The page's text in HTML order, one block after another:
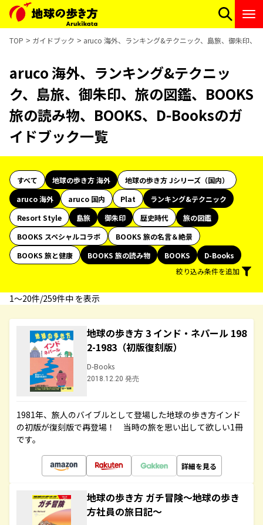
TOP ガイドブック aruco 海外、ランキング&テクニック、島旅、御朱印、
aruco 海外、ランキング&テクニッ
ク、島旅、御朱印、旅の図鑑、BOOKS
旅の読み物、BOOKS、D-Booksのガ
イドブック一覧
すべて 地球の歩き方 海外
地球の歩き方 Jシリーズ（国内）
aruco 海外
aruco 国内 Plat
ランキング&テクニック
Resort Style
島旅 御朱印 歴史時代
旅の図鑑
BOOKS スペシャルコラボ
BOOKS 旅の名言＆絶景
BOOKS 旅と健康
BOOKS 旅の読み物 BOOKS
D-Books
絞り込み条件を追加
1〜20件/259件中 を表示
地球の歩き方 3 インド・ネパール 198
2-1983（初版復刻版）
D-Books
2018.12.20 発売
1981年、旅人のバイブルとして登場した地球の歩き方インド
の初版が復刻版で再登場！ 当時の旅を思い出して欲しい1冊
です。
詳細を見る
地球の歩き方 ガチ冒険～地球の歩き
方社員の旅日記～